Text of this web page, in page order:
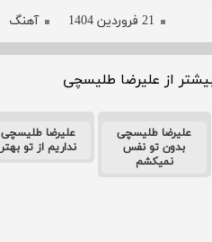
21 فروردین 1404 آهنگ
از علیرضا طلیسچی
علیرضا طلیسچی
بدون تو نفس
نمیکشم
علیرضا طلیسچی
نداریم از تو بهتر